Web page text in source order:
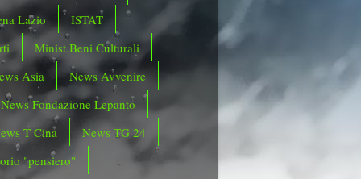
Lazio
ISTAT
Minist.Beni Culturali
Asia
News Avvenire
News Fondazione Lepanto
T Cina
News TG 24
"pensiero"